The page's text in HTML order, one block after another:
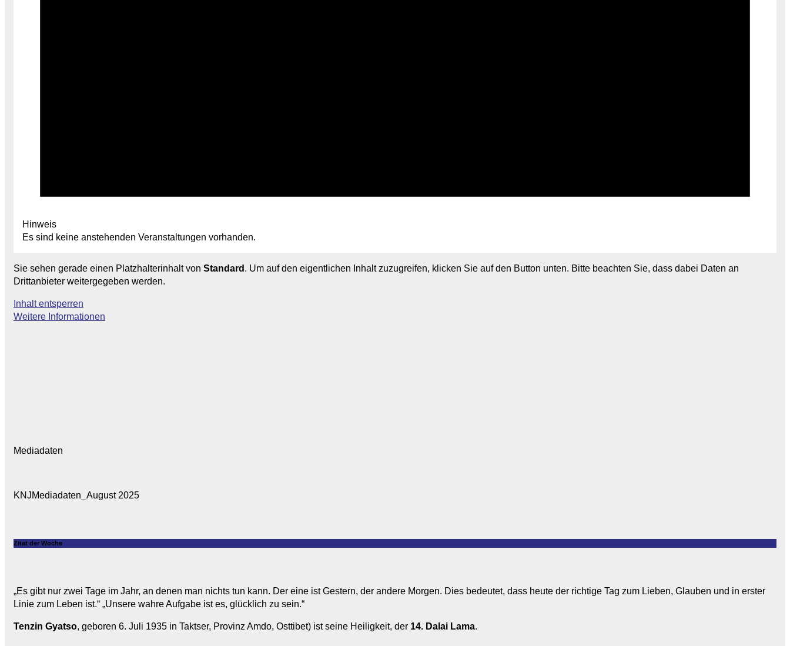
Hinweis
Es sind keine anstehenden Veranstaltungen vorhanden.
Sie sehen gerade einen Platzhalterinhalt von Standard . Um auf den eigentlichen Inhalt zuzugreifen, klicken Sie auf den Button unten. Bitte beachten Sie, dass dabei Daten an
Drittanbieter weitergegeben werden.
Inhalt entsperren
Weitere Informationen
Mediadaten
KNJMediadaten_August 2025
Zitat der Woche
„Es gibt nur zwei Tage im Jahr, an denen man nichts tun kann. Der eine ist Gestern, der andere Morgen. Dies bedeutet, dass heute der richtige Tag zum Lieben, Glauben und in erster
Linie zum Leben ist.“ „Unsere wahre Aufgabe ist es, glücklich zu sein.“
Tenzin Gyatso, geboren 6. Juli 1935 in Taktser, Provinz Amdo, Osttibet) ist seine Heiligkeit, der 14. Dalai Lama.